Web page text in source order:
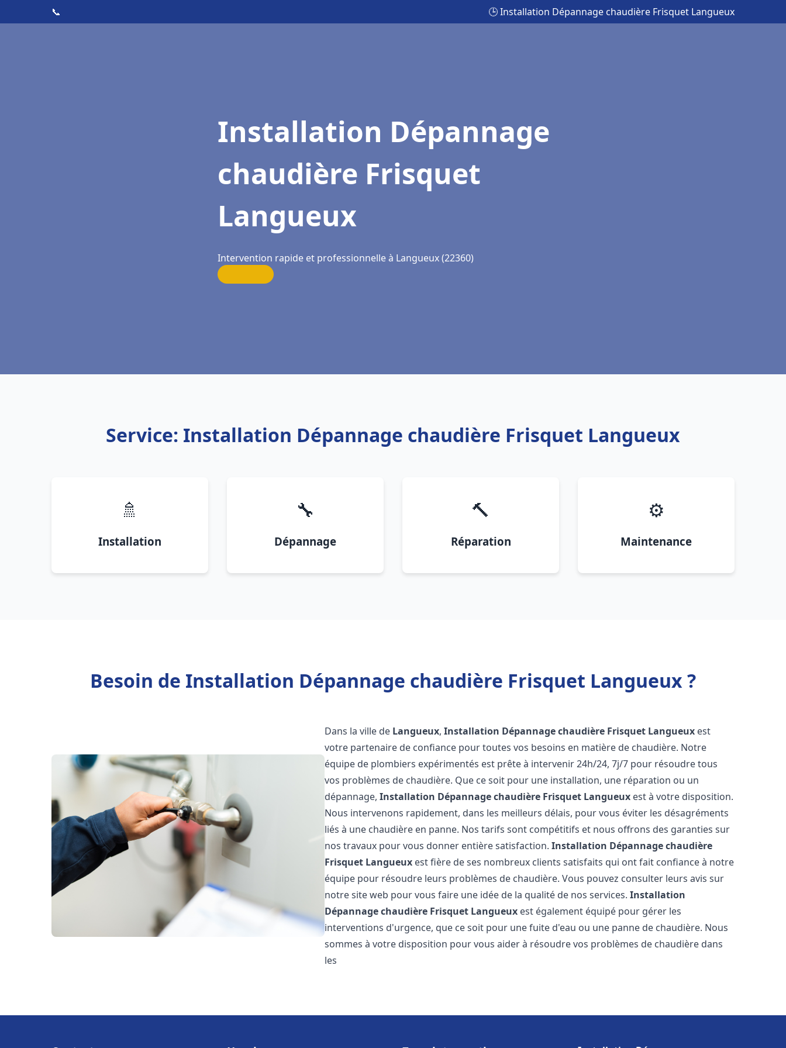
📞 🕒 Installation Dépannage chaudière Frisquet Langueux
Installation Dépannage
chaudière Frisquet
Langueux
Intervention rapide et professionnelle à Langueux (22360)
Service: Installation Dépannage chaudière Frisquet Langueux
🚿
Installation
🔧
Dépannage
🔨
Réparation
⚙️
Maintenance
Besoin de Installation Dépannage chaudière Frisquet Langueux ?
Dans la ville de Langueux,Installation Dépannage chaudière Frisquet Langueux est
votre partenaire de confiance pour toutes vos besoins en matière de chaudière. Notre
équipe de plombiers expérimentés est prête à intervenir 24h/24, 7j/7 pour résoudre tous
vos problèmes de chaudière. Que ce soit pour une installation, une réparation ou un
dépannage,Installation Dépannage chaudière Frisquet Langueux est à votre disposition.
Nous intervenons rapidement, dans les meilleurs délais, pour vous éviter les désagréments
liés à une chaudière en panne. Nos tarifs sont compétitifs et nous offrons des garanties sur
nos travaux pour vous donner entière satisfaction.Installation Dépannage chaudière
Frisquet Langueux est fière de ses nombreux clients satisfaits qui ont fait confiance à notre
équipe pour résoudre leurs problèmes de chaudière. Vous pouvez consulter leurs avis sur
notre site web pour vous faire une idée de la qualité de nos services.Installation
Dépannage chaudière Frisquet Langueux est également équipé pour gérer les
interventions d'urgence, que ce soit pour une fuite d'eau ou une panne de chaudière. Nous
sommes à votre disposition pour vous aider à résoudre vos problèmes de chaudière dans
les